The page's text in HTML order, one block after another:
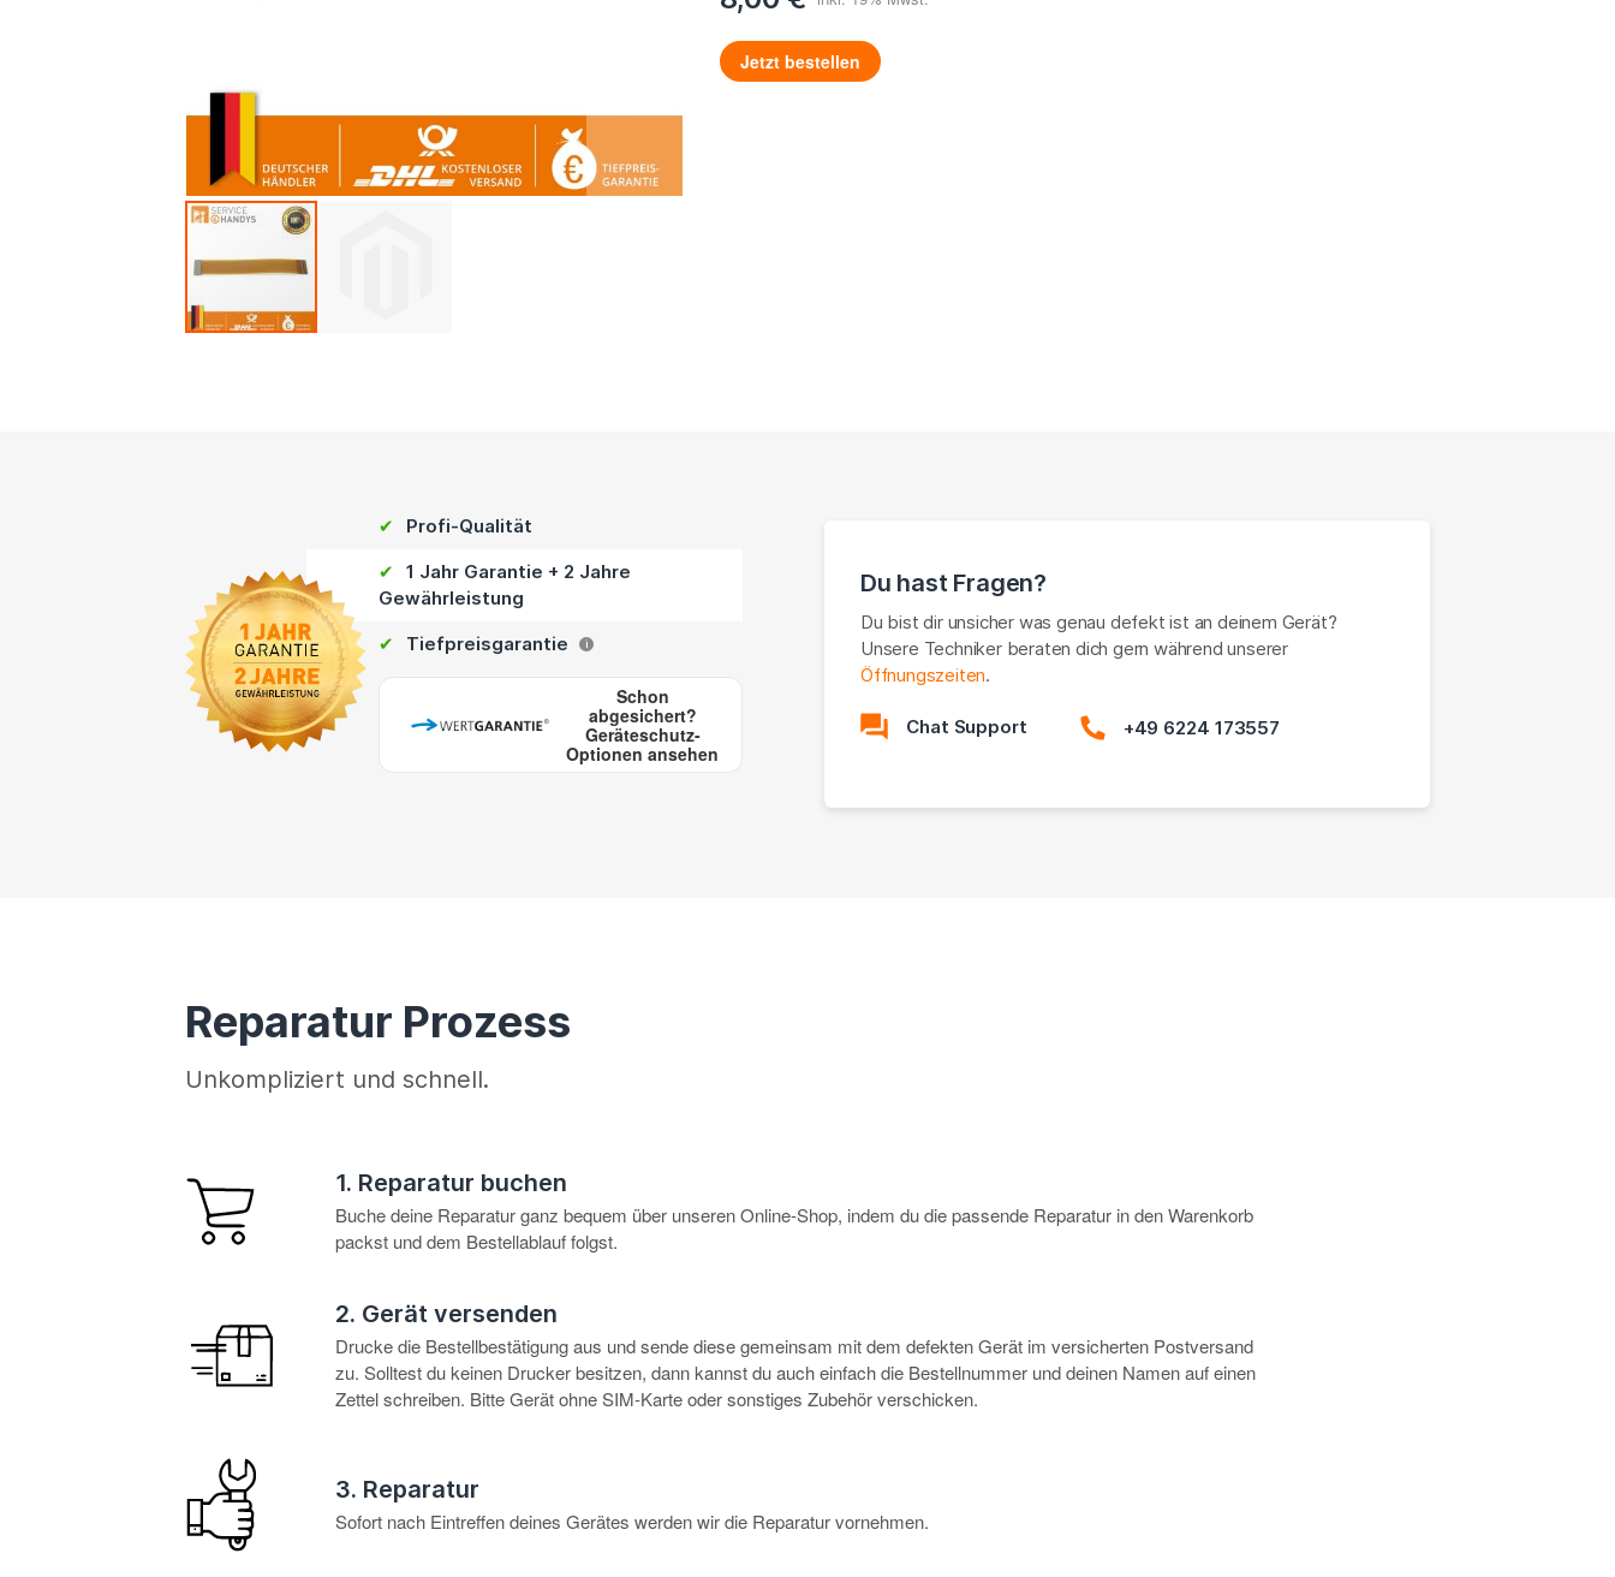
Jetzt bestellen
✔ Profi-Qualität
✔
1 Jahr Garantie + 2 Jahre
Gewährleistung
✔ Tiefpreisgarantie i
Schon
abgesichert?
Geräteschutz-
Optionen ansehen
Du hast Fragen?
Du bist dir unsicher was genau defekt ist an deinem Gerät?
Unsere Techniker beraten dich gern während unserer
Öffnungszeiten.
Chat Support +49 6224 173557
Reparatur Prozess
Unkompliziert und schnell.
1. Reparatur buchen
Buche deine Reparatur ganz bequem über unseren Online-Shop, indem du die passende Reparatur in den Warenkorb
packst und dem Bestellablauf folgst.
2. Gerät versenden
Drucke die Bestellbestätigung aus und sende diese gemeinsam mit dem defekten Gerät im versicherten Postversand
zu. Solltest du keinen Drucker besitzen, dann kannst du auch einfach die Bestellnummer und deinen Namen auf einen
Zettel schreiben. Bitte Gerät ohne SIM-Karte oder sonstiges Zubehör verschicken.
3. Reparatur
Sofort nach Eintreffen deines Gerätes werden wir die Reparatur vornehmen.